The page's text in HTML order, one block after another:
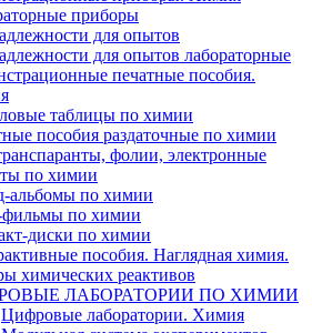
приборы
для опытов
для опытов лабораторные
печатные пособия.
таблицы по химии
пособия раздаточные по химии
фолии, электронные
по химии
альбомы по химии
по химии
диски по химии
пособия. Наглядная химия.
химических реактивов
ЛАБОРАТОРИИ ПО ХИМИИ
Цифровые лаборатории. Химия